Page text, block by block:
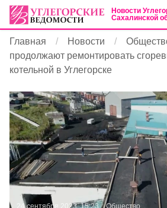
Новости
Сахалинской
Главная Новости
продолжают ремонтировать
котельной в Углегорске
24 сентября 2023, 15:23
Общество